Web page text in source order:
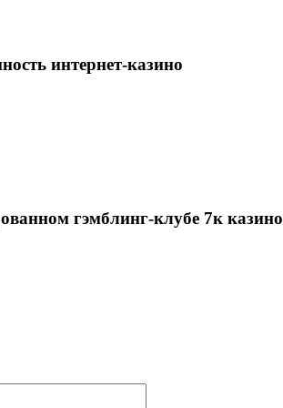
интернет-казино
гэмблинг-клубе 7к казино